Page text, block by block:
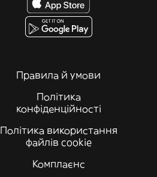
Правила й умови
Політика
конфіденційності
Політика використання
файлів cookie
Комплаєнс